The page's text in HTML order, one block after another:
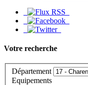
Votre recherche
Département
Equipements